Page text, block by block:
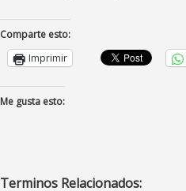
Comparte esto:
Imprimir
Me gusta esto:
Terminos Relacionados: